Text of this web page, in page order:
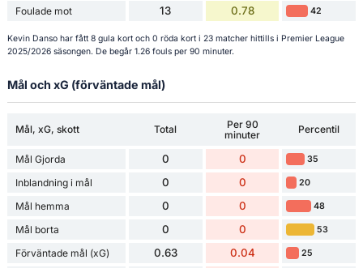
Foulade mot 13 0.78 42
Kevin Danso har fått 8 gula kort och 0 röda kort i 23 matcher hittills i Premier League
2025/2026 säsongen. De begår 1.26 fouls per 90 minuter.
Mål och xG (förväntade mål)
Mål, xG, skott Total
Per 90
minuter
Percentil
Mål Gjorda 0 0 35
Inblandning i mål 0 0 20
Mål hemma 0 0 48
Mål borta 0 0 53
Förväntade mål (xG) 0.63 0.04 25